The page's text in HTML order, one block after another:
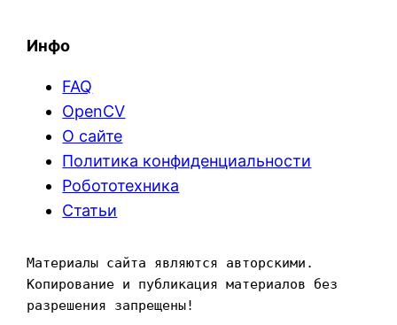
Инфо
FAQ
OpenCV
О сайте
Политика конфиденциальности
Робототехника
Статьи
Материалы сайта являются авторскими.
Копирование и публикация материалов без
разрешения запрещены!